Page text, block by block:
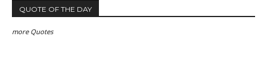
QUOTE OF THE DAY
more Quotes